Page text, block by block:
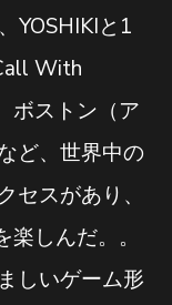
YOSHIKIと1
With
ボストン（ア
ど、世界中の
スがあり、
しんだ。。
しいゲーム形